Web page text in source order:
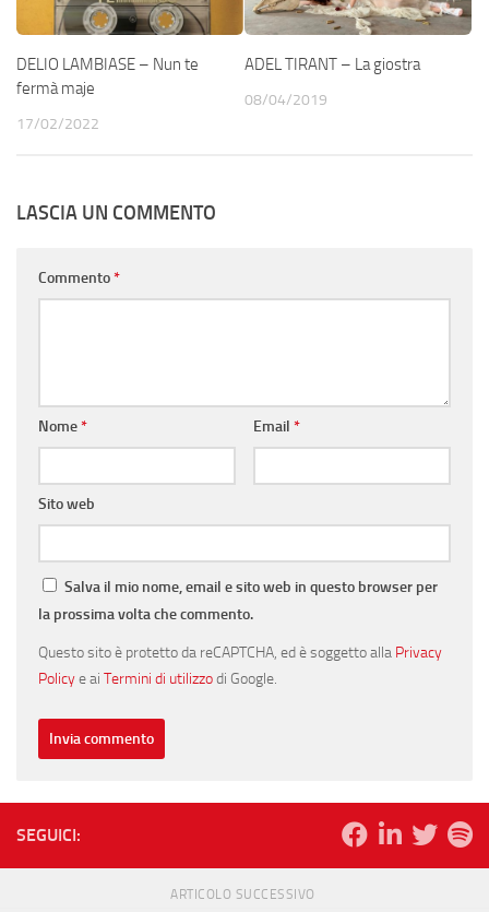
DELIO LAMBIASE – Nun te
fermà maje
17/02/2022
ADEL TIRANT – La giostra
08/04/2019
LASCIA UN COMMENTO
Commento*
Nome* Email *
Sito web
Salva il mio nome, email e sito web in questo browser per
la prossima volta che commento.
Questo sito è protetto da reCAPTCHA, ed è soggetto alla Privacy
Policye ai Termini di utilizzodi Google.
SEGUICI:
ARTICOLO SUCCESSIVO